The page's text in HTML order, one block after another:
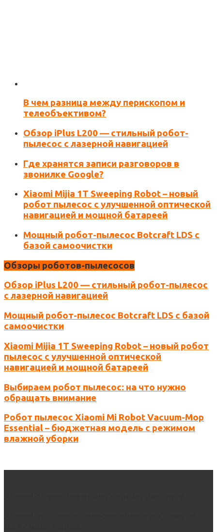
браузере для последующих моих комментариев.
В чем разница между перископом и
телеобъективом?
Обзор iPlus L200 — стильный робот-
пылесос с лазерной навигацией
Где хранятся записи разговоров в
звонилке Google?
Xiaomi Mijia 1T Sweeping Robot – новый
робот пылесос с улучшенной оптической
навигацией и мощной батареей
Мощный робот-пылесос Botcraft LDS с
базой самоочистки
Обзоры роботов-пылесосов
Обзор iPlus L200 — стильный робот-пылесос
с лазерной навигацией
Мощный робот-пылесос Botcraft LDS с базой
самоочистки
Xiaomi Mijia 1T Sweeping Robot – новый робот
пылесос с улучшенной оптической
навигацией и мощной батареей
Выбираем робот пылесос: на что нужно
обращать внимание
Робот пылесос Xiaomi Mi Robot Vacuum-Mop
Essential – бюджетная модель с режимом
влажной уборки